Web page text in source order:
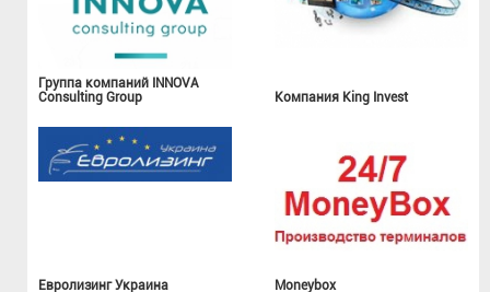
Группа компаний INNOVA
Consulting Group
Компания King Invest
Евролизинг Украина Moneybox